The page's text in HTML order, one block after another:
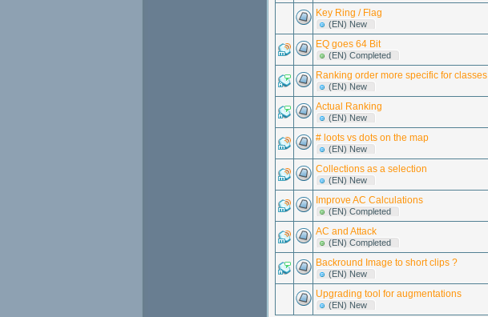
Key Ring / Flag
(EN) New
EQ goes 64 Bit
(EN) Completed
Ranking order more specific for classes
(EN) New
Actual Ranking
(EN) New
# loots vs dots on the map
(EN) New
Collections as a selection
(EN) New
Improve AC Calculations
(EN) Completed
AC and Attack
(EN) Completed
Backround Image to short clips ?
(EN) New
Upgrading tool for augmentations
(EN) New